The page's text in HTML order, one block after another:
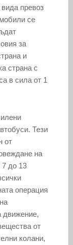
превоз
се
за
и
страна с
в сила от 1
Тези
от
на
7 до 13
операция
движение,
от
колани,